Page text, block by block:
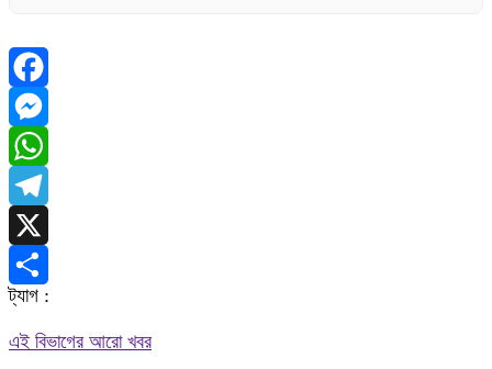
Facebook
Messenger
WhatsApp
Telegram
X
Share
ট্যাগ :
এই বিভাগের আরো খবর